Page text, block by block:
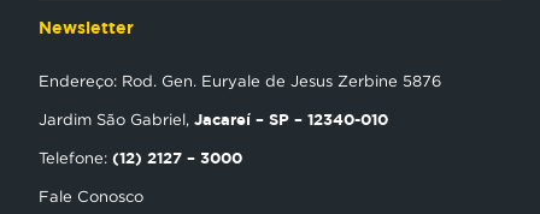
Encontre uma Igreja
Newsletter
Endereço: Rod. Gen. Euryale de Jesus Zerbine 5876
Jardim São Gabriel, Jacareí – SP – 12340-010
Telefone: (12) 2127 – 3000
Fale Conosco